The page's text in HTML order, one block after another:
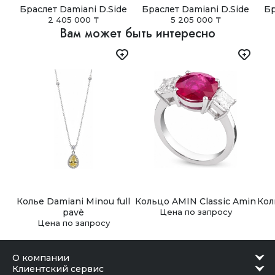
Таджикистан, Туркмения, Узбекистан, Украина).
Самовывоз
В Астане, Алматы, Шымкенте и Ташкенте доступен
самовывоз из наших бутиков. Заказ можно получить в
удобное время после подтверждения готовности.
подарочной упаковке.
Браслет Damiani D.Side
2 405 000 ₸
Браслет Damiani D.Side
5 205 000 ₸
Вам может быть интересно
Колье Damiani Minou full
pavè
Цена по запросу
Кольцо AMIN Classic Amin
Цена по запросу
о компании
клиентский сервис